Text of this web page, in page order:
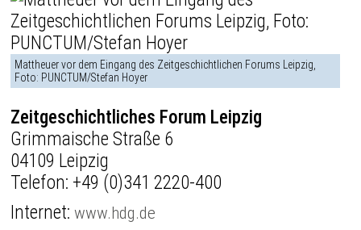
Mattheuer vor dem Eingang des Zeitgeschichtlichen Forums Leipzig,
Foto: PUNCTUM/Stefan Hoyer
Zeitgeschichtliches Forum Leipzig
Grimmaische Straße 6
04109 Leipzig
Telefon: +49 (0)341 2220-400
Internet:www.hdg.de